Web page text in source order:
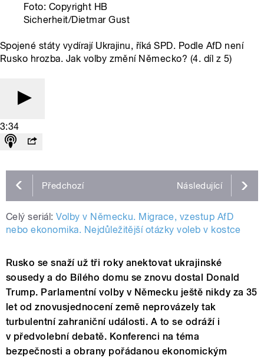
Foto: Copyright HB
Sicherheit/Dietmar Gust
Spojené státy vydírají Ukrajinu, říká SPD. Podle AfD není
Rusko hrozba. Jak volby změní Německo? (4. díl z 5)
3:34
Předchozí Následující
Celý seriál: Volby v Německu. Migrace, vzestup AfD
nebo ekonomika. Nejdůležitější otázky voleb v kostce
Rusko se snaží už tři roky anektovat ukrajinské
sousedy a do Bílého domu se znovu dostal Donald
Trump. Parlamentní volby v Německu ještě nikdy za 35
let od znovusjednocení země neprovázely tak
turbulentní zahraniční události. A to se odráží i
v předvolební debatě. Konferenci na téma
bezpečnosti a obrany pořádanou ekonomickým